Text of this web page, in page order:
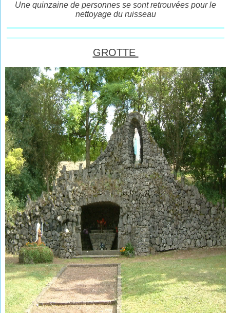
Une quinzaine de personnes se sont retrouvées pour le
nettoyage du ruisseau
GROTTE